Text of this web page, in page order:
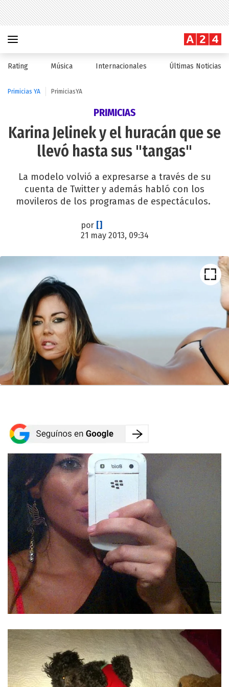
Rating Música Internacionales Últimas Noticias
Primicias YA PrimiciasYA
PRIMICIAS
Karina Jelinek y el huracán que se
llevó hasta sus "tangas"
La modelo volvió a expresarse a través de su
cuenta de Twitter y además habló con los
movileros de los programas de espectáculos.
por []
21 may 2013, 09:34